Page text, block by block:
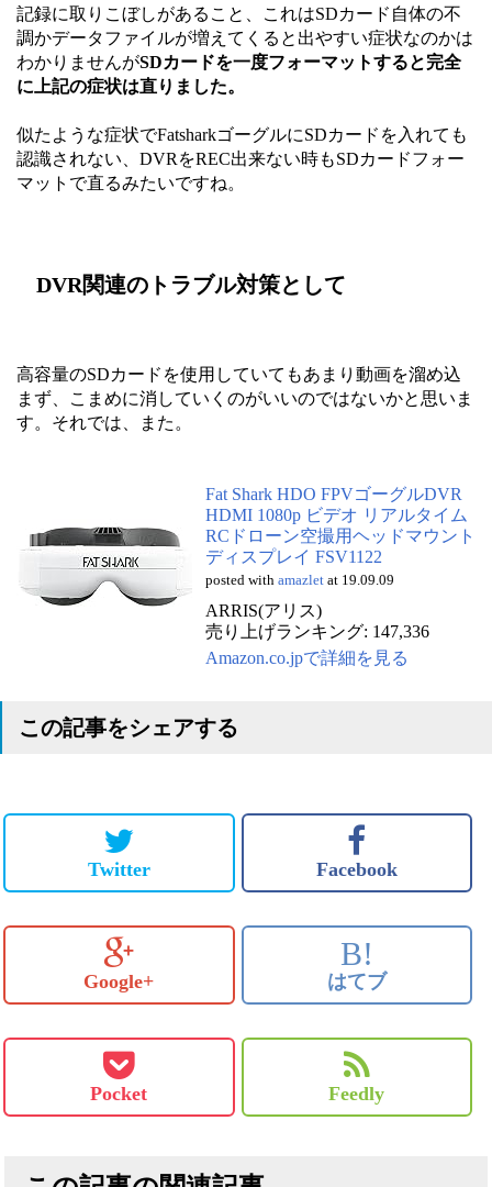
記録に取りこぼしがあること、これはSDカード自体の不
調かデータファイルが増えてくると出やすい症状なのかは
わかりませんがSDカードを一度フォーマットすると完全
に上記の症状は直りました。
似たような症状でFatsharkゴーグルにSDカードを入れても
認識されない、DVRをREC出来ない時もSDカードフォー
マットで直るみたいですね。
DVR関連のトラブル対策として
高容量のSDカードを使用していてもあまり動画を溜め込
まず、こまめに消していくのがいいのではないかと思いま
す。それでは、また。
Fat Shark HDO FPVゴーグルDVR
HDMI 1080p ビデオ リアルタイム
RCドローン空撮用ヘッドマウント
ディスプレイ FSV1122
posted with amazlet at 19.09.09
ARRIS(アリス)
売り上げランキング: 147,336
Amazon.co.jpで詳細を見る
この記事をシェアする
Twitter Facebook
Google+
B!
はてブ
Pocket Feedly